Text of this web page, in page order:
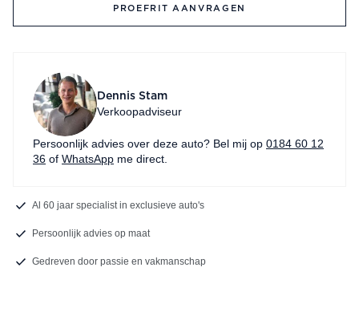
PROEFRIT AANVRAGEN
Dennis Stam
Verkoopadviseur
Persoonlijk advies over deze auto? Bel mij op 0184 60 12
36 of WhatsApp me direct.
Al 60 jaar specialist in exclusieve auto's
Persoonlijk advies op maat
Gedreven door passie en vakmanschap